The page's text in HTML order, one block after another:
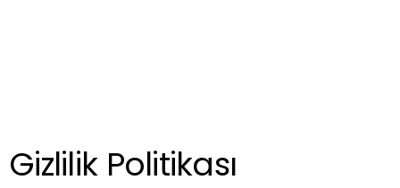
Gizlilik Politikası